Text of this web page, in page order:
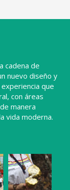
cadena de
nuevo diseño y
que
con áreas
manera
vida moderna.